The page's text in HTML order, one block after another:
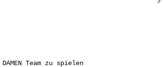
Team zu spielen